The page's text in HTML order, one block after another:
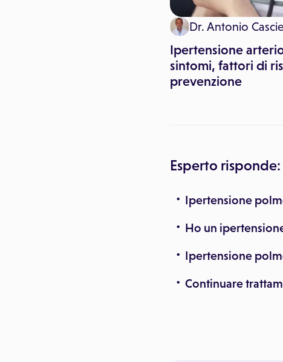
Dr. Antonio
Ipertensione
sintomi, fattori di
prevenzione
Esperto
Ipertensione
Ho un
Ipertensione
Continuare